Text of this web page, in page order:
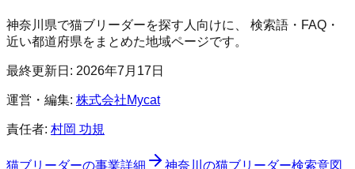
神奈川県で猫ブリーダーを探す人向けに、 検索語・FAQ・
近い都道府県をまとめた地域ページです。
最終更新日: 2026年7月17日
運営・編集: 株式会社Mycat
責任者: 村岡 功規
猫ブリーダーの事業詳細
神奈川の猫ブリーダー検索意図